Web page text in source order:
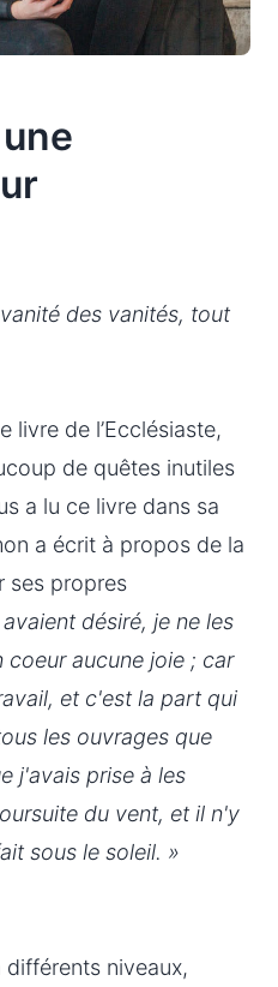
des vanités, tout
livre de l’Ecclésiaste,
de quêtes inutiles
a lu ce livre dans sa
a écrit à propos de la
ses propres
désiré, je ne les
coeur aucune joie ; car
et c'est la part qui
les ouvrages que
j'avais prise à les
du vent, et il n'y
sous le soleil. »
niveaux,